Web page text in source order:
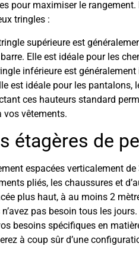
pour maximiser le
tringles :
supérieure est
Elle est idéale pour les
inférieure est
est idéale pour les pantalons,
ces hauteurs standard
vos vêtements.
étagères de
espacées verticalement
pliés, les chaussures et
plus haut, à au moins 2
pas besoin tous les
besoins spécifiques en
à coup sûr d’une